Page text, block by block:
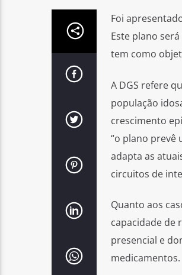
Foi
Este plano
tem como
A DGS refere
população
crescimento
“o plano prevê
adapta as
circuitos de
Quanto aos
capacidade de
presencial e
medicamentos.